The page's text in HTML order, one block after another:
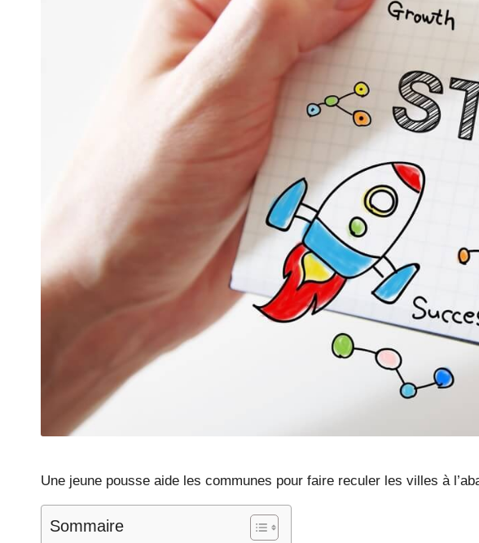
Une jeune pousse aide les communes pour faire reculer les villes à
Sommaire